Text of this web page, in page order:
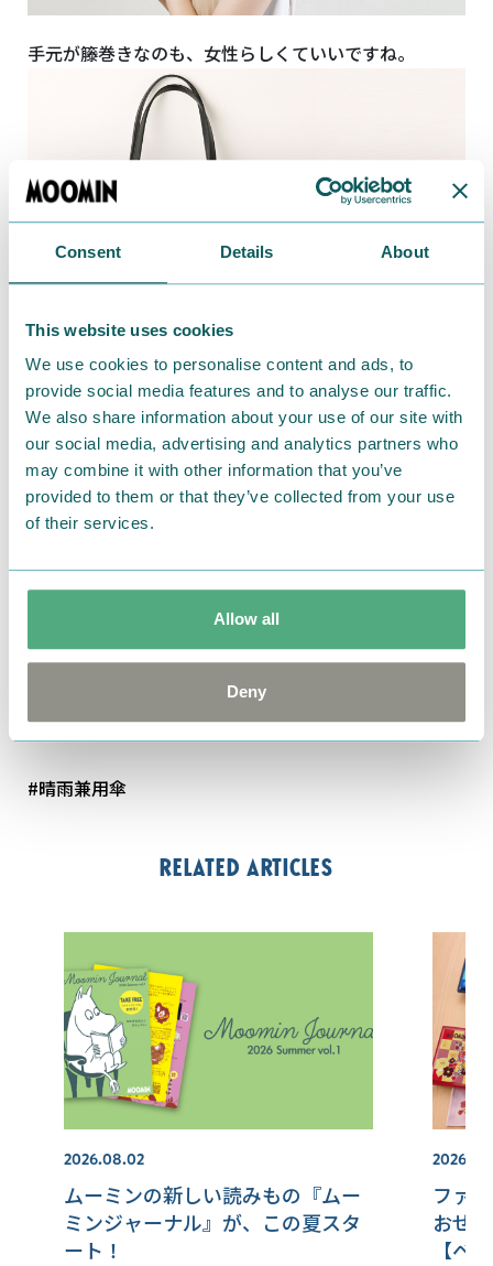
Consent Details About
This website uses cookies
We use cookies to personalise content and ads, to
provide social media features and to analyse our traffic.
We also share information about your use of our site with
our social media, advertising and analytics partners who
may combine it with other information that you’ve
provided to them or that they’ve collected from your use
of their services.
Allow all
Deny
手元が籐巻きなのも、女性らしくていいですね。
もちろん雨でも使えるので、
オールウェザー対応！
1本あると便利です♪
■サイズ：長傘／50㎝手開き式、折畳傘／50㎝手開き
式
by小川（オンラインショップ）
#晴雨兼用傘
Related articles
2026.08.02
ムーミンの新しい読みもの『ムー
ミンジャーナル』が、この夏スタ
ート！
ファ
おせ
【ベ